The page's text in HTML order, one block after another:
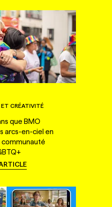
CRÉATIVITÉ
que BMO
arcs-en-ciel en
communauté